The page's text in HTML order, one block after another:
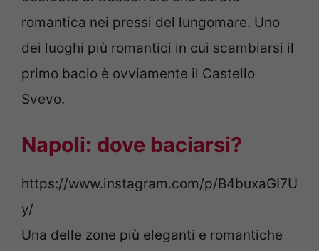
romantica nei pressi del lungomare. Uno
dei luoghi più romantici in cui scambiarsi il
primo bacio è ovviamente il Castello
Svevo.
Napoli: dove baciarsi?
https://www.instagram.com/p/B4buxaGI7U
y/
Una delle zone più eleganti e romantiche